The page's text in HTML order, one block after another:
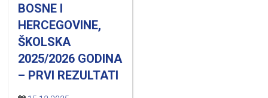
BOSNE I
HERCEGOVINE,
ŠKOLSKA
2025/2026 GODINA
– PRVI REZULTATI